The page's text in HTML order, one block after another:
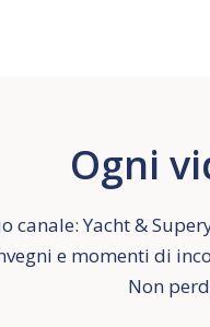
Ogni
canale: Yacht &
e momenti di
Non